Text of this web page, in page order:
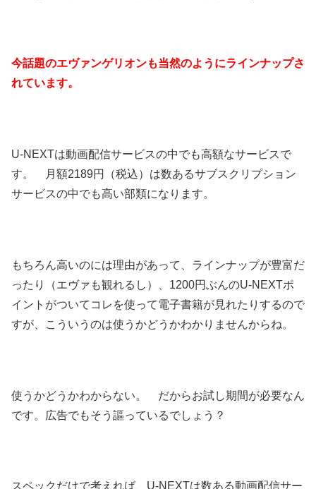
今話題のエヴァンゲリオンも当然のようにラインナップさ
れています。
U-NEXTは動画配信サービスの中でも高額なサービスで
す。 月額2189円（税込）は数あるサブスクリプション
サービスの中でも高い部類になります。
もちろん高いのには理由があって、ラインナップが豊富だ
ったり（エヴァも観れるし）、1200円ぶんのU-NEXTポ
イントがついてコレを使って電子書籍が見れたりするので
すが、こういうのは使うかどうかわかりませんからね。
使うかどうかわからない。 だからお試し期間が必要なん
です。広告でもそう謳っているでしょう？
スペックだけで考えれば、U-NEXTは数ある動画配信サー